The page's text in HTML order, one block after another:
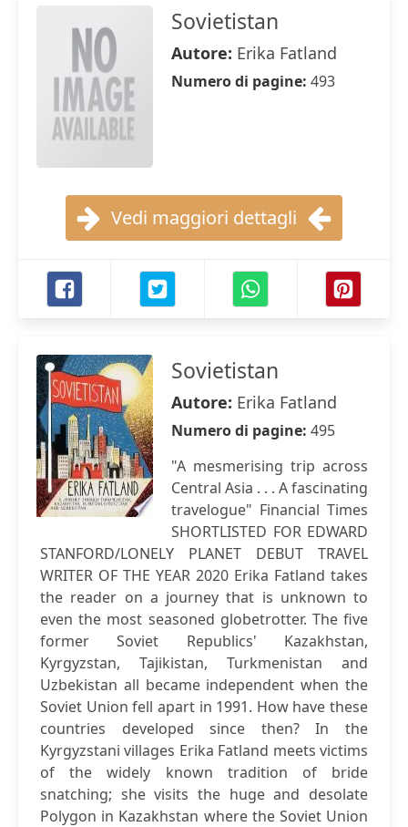
Sovietistan
Autore: Erika Fatland
Numero di pagine: 493
Vedi maggiori dettagli
Sovietistan
Autore: Erika Fatland
Numero di pagine: 495
"A mesmerising trip across
Central Asia . . . A fascinating
travelogue" Financial Times
SHORTLISTED FOR EDWARD
STANFORD/LONELY PLANET DEBUT TRAVEL
WRITER OF THE YEAR 2020 Erika Fatland takes
the reader on a journey that is unknown to
even the most seasoned globetrotter. The five
former Soviet Republics' Kazakhstan,
Kyrgyzstan, Tajikistan, Turkmenistan and
Uzbekistan all became independent when the
Soviet Union fell apart in 1991. How have these
countries developed since then? In the
Kyrgyzstani villages Erika Fatland meets victims
of the widely known tradition of bride
snatching; she visits the huge and desolate
Polygon in Kazakhstan where the Soviet Union